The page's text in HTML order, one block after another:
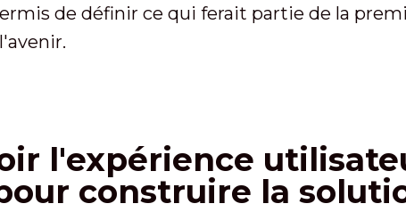
de définir ce qui ferait partie de la
l'expérience
construire la